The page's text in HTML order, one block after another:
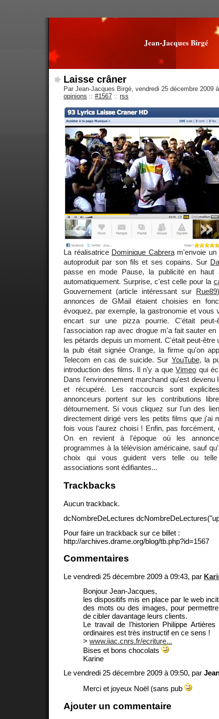
Jean-Jacques Birgé
Laisse crâner
Par Jean-Jacques Birgé, vendredi 25 décembre 2009
opinions :: #1567 :: rss
La réalisatrice Dominique Cabreram'envoie un
autoproduit par son fils et ses copains. Sur
passe en mode Pause, la publicité en haut
automatiquement. Surprise, c'est celle pour la
Gouvernement (article intéressant sur Rue89
annonces de GMail étaient choisies en
évoquez, par exemple, la gastronomie et vous
encart sur une pizza pourrie. C'était
l'association rap avec drogue m'a fait sauter en
les pétards depuis un moment. C'était peut-être
la pub était signée Orange, la firme qu'on
Telecom en cas de suicide. Sur YouTube, la
introduction des films. Il n'y a queVimeo qui
Dans l'environnement marchand qu'est devenu
et récupéré. Les raccourcis sont
annonceurs portent sur les contributions
détournement. Si vous cliquez sur l'un des
directement dirigé vers les petits films que j'ai
fois vous l'aurez choisi ! Enfin, pas forcément,
On en revient à l'époque où les
programmes à la télévision américaine, sauf
choix qui vous guident vers telle ou
associations sont édifiantes...
Trackbacks
Aucun trackback.
dcNombreDeLectures
Pour faire un trackback sur ce billet :
http://archives.drame.org/blog/tb.php?id=1567
Commentaires
Le vendredi 25 décembre 2009 à 09:43, par
Bonjour Jean-Jacques,
les dispositifs mis en place par le web
des mots ou des images, pour
de cibler davantage leurs clients.
Le travail de l'historien Philippe
ordinaires est très instructif en ce sens !
> www.iiac.cnrs.fr/ecriture...
Bises et bons chocolats
Karine
Le vendredi 25 décembre 2009 à 09:50, par
Merci et joyeux Noël (sans pub
Ajouter un commentaire